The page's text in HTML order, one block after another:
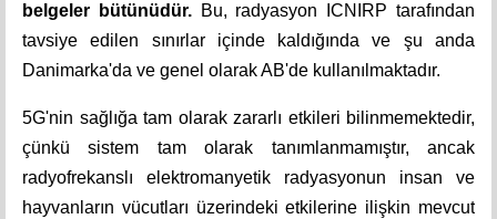
belgeler bütünüdür. Bu, radyasyon ICNIRP tarafından
tavsiye edilen sınırlar içinde kaldığında ve şu anda
Danimarka'da ve genel olarak AB'de kullanılmaktadır.
5G'nin sağlığa tam olarak zararlı etkileri bilinmemektedir,
çünkü sistem tam olarak tanımlanmamıştır, ancak
radyofrekanslı elektromanyetik radyasyonun insan ve
hayvanların vücutları üzerindeki etkilerine ilişkin mevcut